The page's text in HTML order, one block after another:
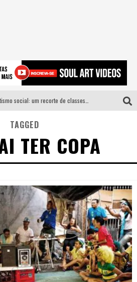
subida da rampa é diferente!
o bem! Mas, sem olhar a quem!?
Novo single de Arnaldo Tifu, “De Testa” explora brasilidade em sons, cores e símbolos
TAGGED
TER COPA